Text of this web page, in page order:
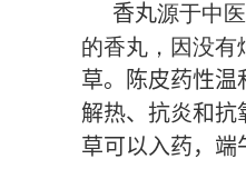
香丸源于中
的香丸 ， 因没有
草。陈皮药性温
解热、抗炎和抗
草可以入药，端